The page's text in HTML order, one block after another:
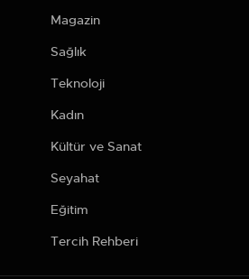
Magazin
Sağlık
Teknoloji
Kadın
Kültür ve Sanat
Seyahat
Eğitim
Tercih Rehberi